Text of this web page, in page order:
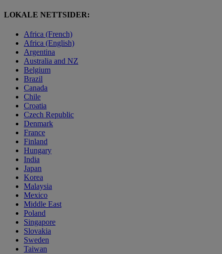
LOKALE NETTSIDER:
Africa (French)
Africa (English)
Argentina
Australia and NZ
Belgium
Brazil
Canada
Chile
Croatia
Czech Republic
Denmark
France
Finland
Hungary
India
Japan
Korea
Malaysia
Mexico
Middle East
Poland
Singapore
Slovakia
Sweden
Taiwan